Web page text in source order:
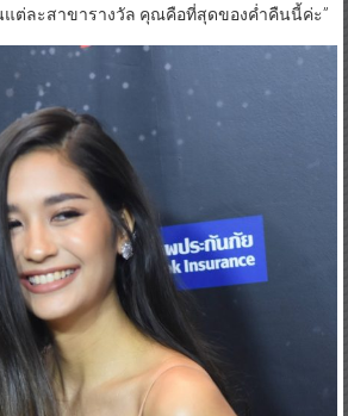
แต่ละสาขารางวัล คุณคือที่สุดของค่ำคืนนี้ค่ะ”